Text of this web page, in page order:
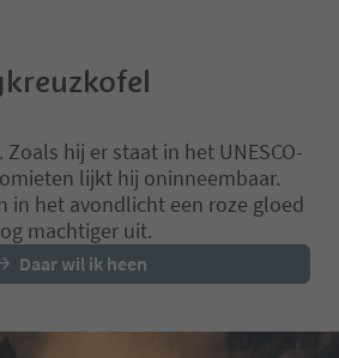
Zoals hij er staat in het UNESCO-
lijkt hij oninneembaar.
in het avondlicht een roze gloed
machtiger uit.
Daar wil ik heen